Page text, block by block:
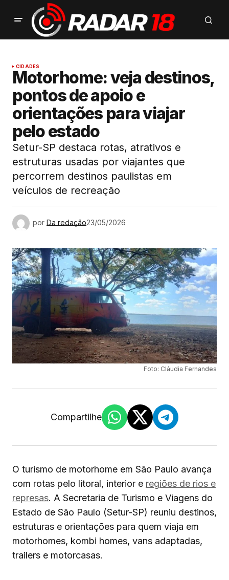
CIDADES
Motorhome: veja destinos,
pontos de apoio e
orientações para viajar
pelo estado
Setur-SP destaca rotas, atrativos e
estruturas usadas por viajantes que
percorrem destinos paulistas em
veículos de recreação
por Da redação23/05/2026
Foto: Cláudia Fernandes
Compartilhe
O turismo de motorhome em São Paulo avança
com rotas pelo litoral, interior e regiões de rios e
represas. A Secretaria de Turismo e Viagens do
Estado de São Paulo (Setur-SP) reuniu destinos,
estruturas e orientações para quem viaja em
motorhomes, kombi homes, vans adaptadas,
trailers e motorcasas.